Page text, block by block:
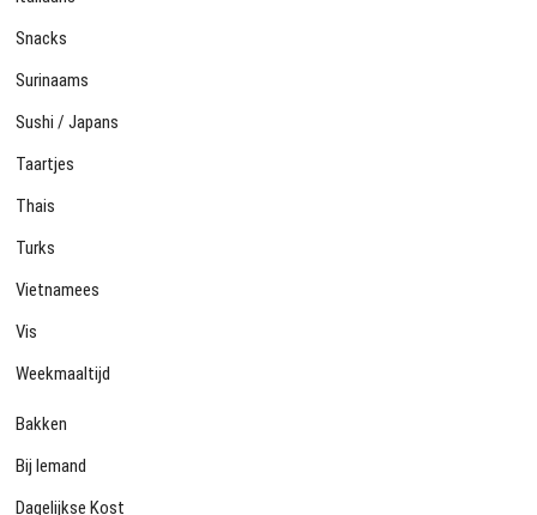
Snacks
Surinaams
Sushi / Japans
Taartjes
Thais
Turks
Vietnamees
Vis
Weekmaaltijd
Bakken
Bij Iemand
Dagelijkse Kost